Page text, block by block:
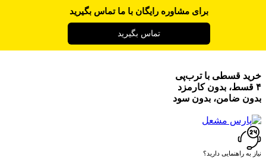
خرید قسطی با ترب‌پی
۴ قسط، بدون کارمزد
بدون ضامن، بدون سود
نیاز به راهنمایی دارید؟
برای مشاوره رایگان با ما تماس بگیرید
تماس بگیرید